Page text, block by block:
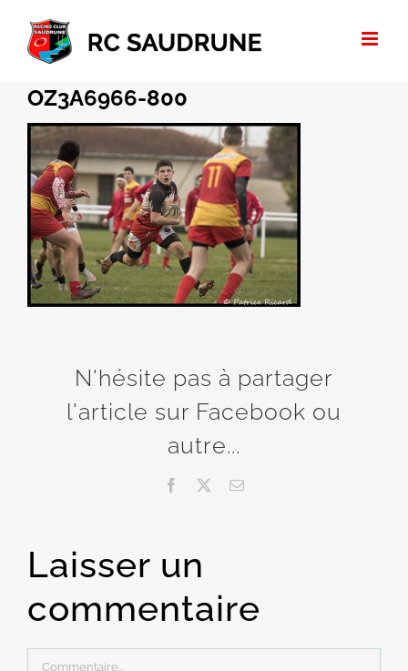
Passer
contenu
OZ3A6966-800
N'hésite pas à partager
l'article sur Facebook ou
autre...
Facebook Email
Laisser un
commentaire
Commentaire